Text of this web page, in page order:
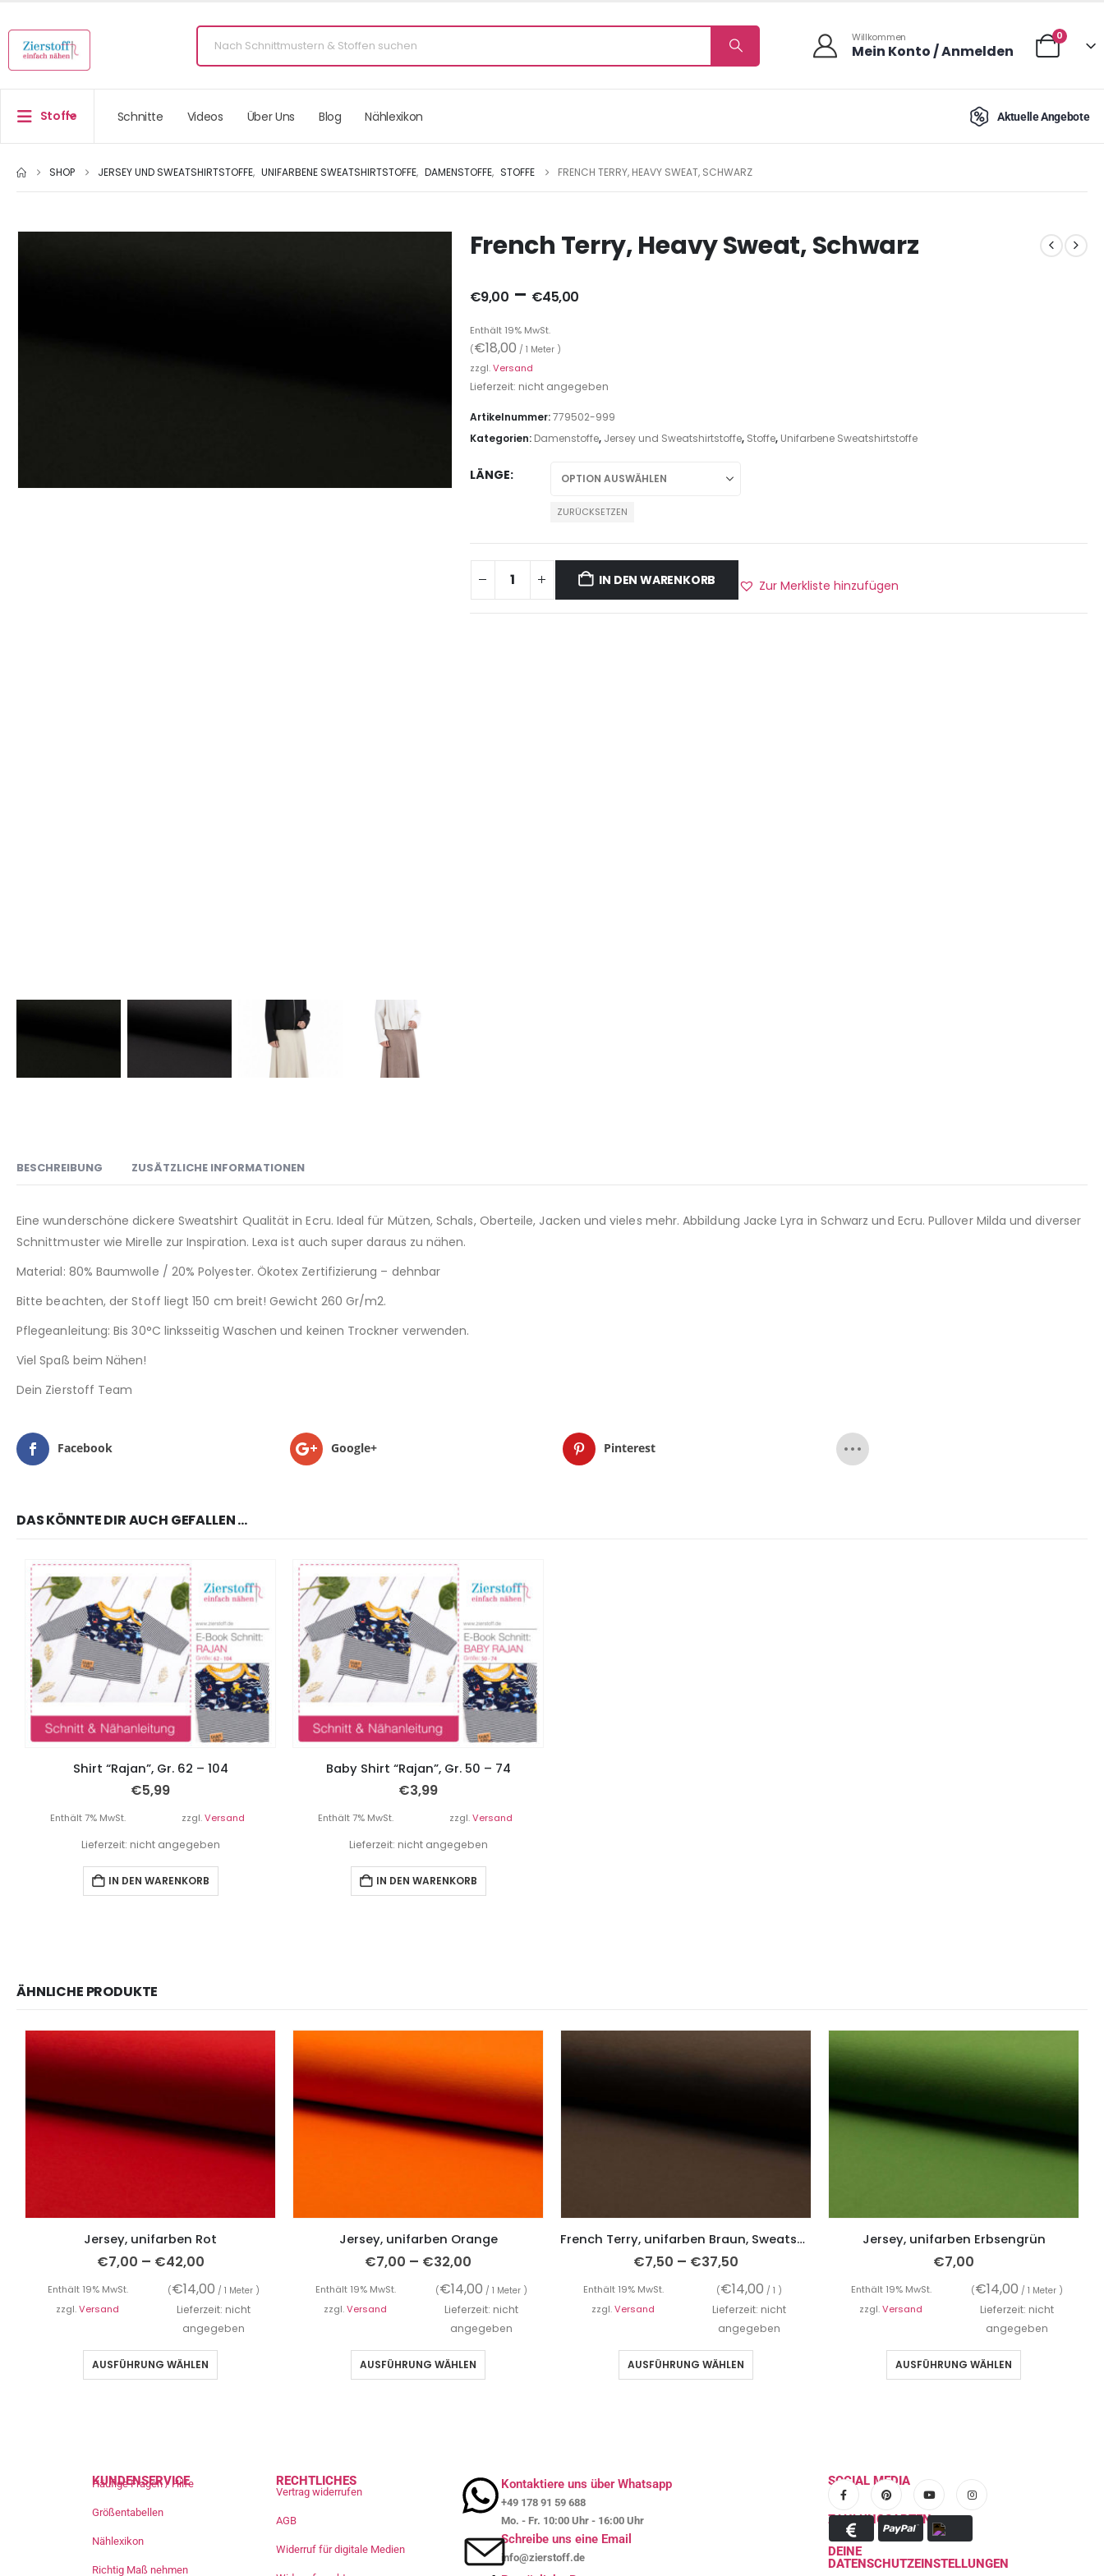
Willkommen
Mein Konto / Anmelden
0
Stoffe Schnitte Videos Über Uns Blog Nählexikon Aktuelle Angebote
SHOP JERSEY UND SWEATSHIRTSTOFFE, UNIFARBENE SWEATSHIRTSTOFFE, DAMENSTOFFE, STOFFE FRENCH TERRY, HEAVY SWEAT, SCHWARZ
French Terry, Heavy Sweat, Schwarz
€9,00 – €45,00
Enthält 19% MwSt.
(€18,00 / 1 Meter )
zzgl.Versand
Lieferzeit: nicht angegeben
Artikelnummer:779502-999
Kategorien: Damenstoffe, Jersey und Sweatshirtstoffe, Stoffe, Unifarbene Sweatshirtstoffe
LÄNGE
ZURÜCKSETZEN
IN DEN WARENKORB Zur Merkliste hinzufügen
BESCHREIBUNG ZUSÄTZLICHE INFORMATIONEN
Eine wunderschöne dickere Sweatshirt Qualität in Ecru. Ideal für Mützen, Schals, Oberteile, Jacken und vieles mehr. Abbildung Jacke Lyra in Schwarz und Ecru. Pullover Milda und diverser
Schnittmuster wie Mirelle zur Inspiration. Lexa ist auch super daraus zu nähen.
Material: 80% Baumwolle / 20% Polyester. Ökotex Zertifizierung – dehnbar
Bitte beachten, der Stoff liegt 150 cm breit! Gewicht 260 Gr/m2.
Pflegeanleitung: Bis 30°C linksseitig Waschen und keinen Trockner verwenden.
Viel Spaß beim Nähen!
Dein Zierstoff Team
Facebook Google+ Pinterest
DAS KÖNNTE DIR AUCH GEFALLEN …
Shirt “Rajan”, Gr. 62 – 104
€5,99
Enthält 7% MwSt. zzgl.Versand
Lieferzeit: nicht angegeben
IN DEN WARENKORB
Baby Shirt “Rajan”, Gr. 50 – 74
€3,99
Enthält 7% MwSt. zzgl.Versand
Lieferzeit: nicht angegeben
IN DEN WARENKORB
ÄHNLICHE PRODUKTE
Jersey, unifarben Rot
€7,00 – €42,00
Enthält 19% MwSt. (€14,00 / 1 Meter )
zzgl.Versand
Lieferzeit: nicht
angegeben
AUSFÜHRUNG WÄHLEN
Jersey, unifarben Orange
€7,00 – €32,00
Enthält 19% MwSt. (€14,00 / 1 Meter )
zzgl.Versand
Lieferzeit: nicht
angegeben
AUSFÜHRUNG WÄHLEN
French Terry, unifarben Braun, Sweatshirtstoff brushed
€7,50 – €37,50
Enthält 19% MwSt. (€14,00 / 1 )
zzgl.Versand
Lieferzeit: nicht
angegeben
AUSFÜHRUNG WÄHLEN
Jersey, unifarben Erbsengrün
€7,00
Enthält 19% MwSt. (€14,00 / 1 Meter )
zzgl.Versand
Lieferzeit: nicht
angegeben
AUSFÜHRUNG WÄHLEN
KUNDENSERVICE
Häufige Fragen / Hilfe
Größentabellen
Nählexikon
Richtig Maß nehmen
RECHTLICHES
Vertrag widerrufen
AGB
Widerruf für digitale Medien
Kontaktiere uns über Whatsapp
+49 178 91 59 688
Mo. - Fr. 10:00 Uhr - 16:00 Uhr
Schreibe uns eine Email
info@zierstoff.de
SOCIAL MEDIA
ZAHLUNGSARTEN
DEINE
DATENSCHUTZEINSTELLUNGEN